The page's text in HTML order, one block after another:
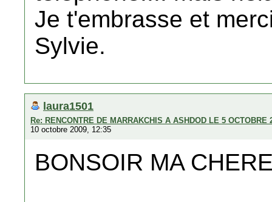
Je t'embrasse et
Sylvie.
laura1501
Re: RENCONTRE DE MARRAKCHIS A ASHDOD LE 5 OCTOBRE
10 octobre 2009, 12:35
BONSOIR MA